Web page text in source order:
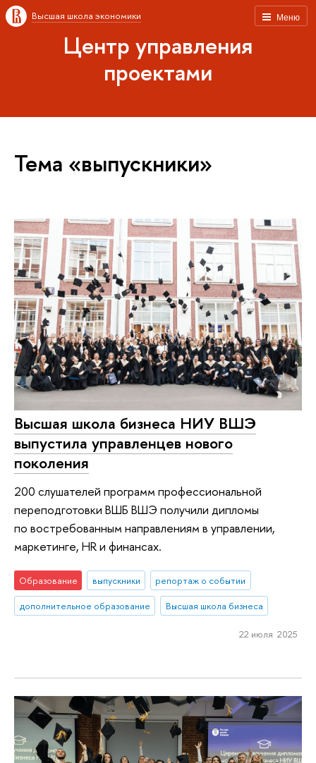
Меню
Высшая школа экономики
Центр управления
проектами
Тема «выпускники»
Высшая школа бизнеса НИУ ВШЭ
выпустила управленцев нового
поколения
200 слушателей программ профессиональной
переподготовки ВШБ ВШЭ получили дипломы
по востребованным направлениям в управлении,
маркетинге, HR и финансах.
Образование выпускники
репортаж о событии
дополнительное образование
Высшая школа бизнеса
22 июля 2025